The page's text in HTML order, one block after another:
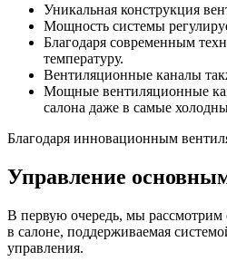
Уникальная конструкция
Мощность системы
Благодаря современным
температуру.
Вентиляционные каналы
Мощные вентиляционные
салона даже в самые
Благодаря инновационным
Управление
В первую очередь, мы рассмотрим
в салоне, поддерживаемая
управления.